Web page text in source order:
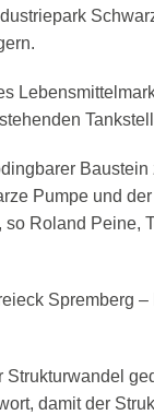
Baustein
Pumpe und
so Roland Peine,
Spremberg
damit der